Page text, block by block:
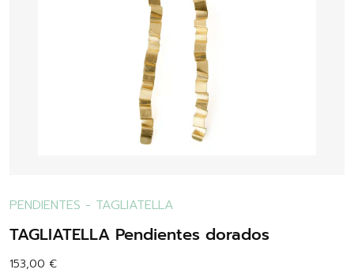
PENDIENTES - TAGLIATELLA
TAGLIATELLA Pendientes dorados
153,00 €